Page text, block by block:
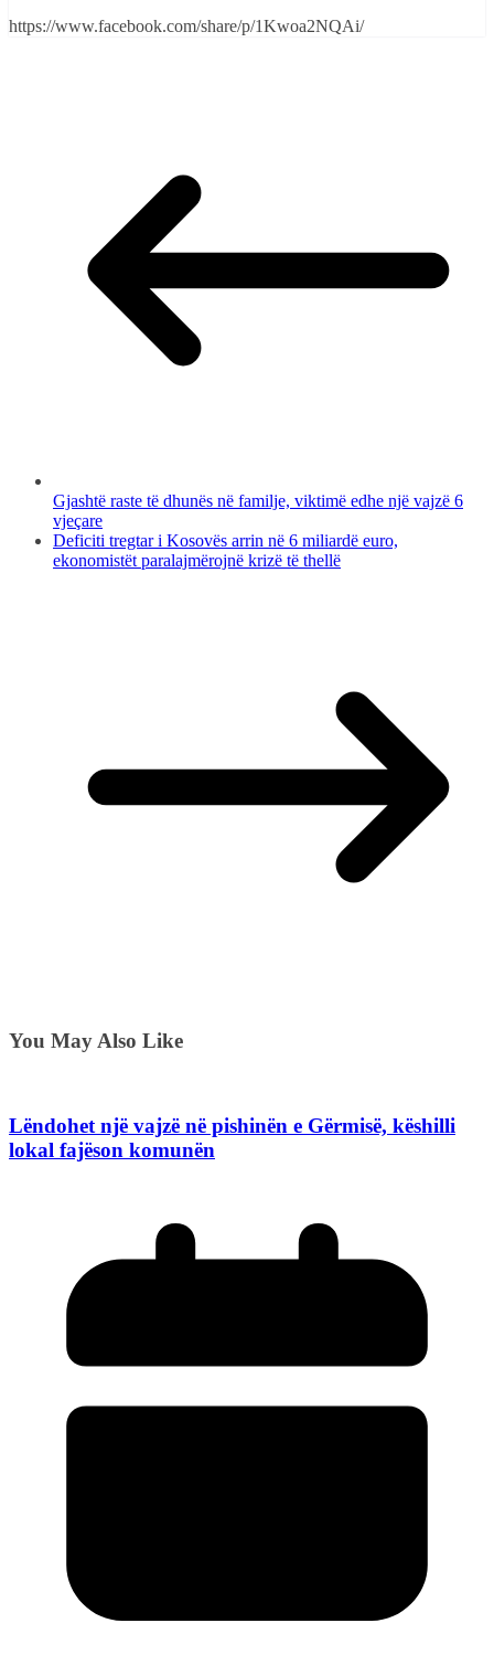
https://www.facebook.com/share/p/1Kwoa2NQAi/
Gjashtë raste të dhunës në familje, viktimë edhe një vajzë 6
vjeçare
Deficiti tregtar i Kosovës arrin në 6 miliardë euro,
ekonomistët paralajmërojnë krizë të thellë
You May Also Like
Lëndohet një vajzë në pishinën e Gërmisë, këshilli
lokal fajëson komunën